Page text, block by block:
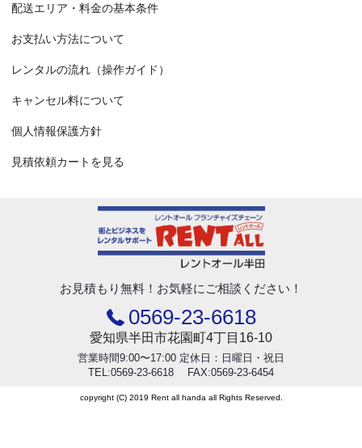
配送エリア・料金の基本条件
お支払い方法について
レンタルの流れ（操作ガイド）
キャンセル料について
個人情報保護方針
見積依頼カートを見る
お見積もり無料！ お気軽にご相談ください！
0569-23-6618
愛知県半田市花園町4丁目16-10
営業時間9:00〜17:00 定休日：日曜日・祝日
TEL:0569-23-6618 FAX:0569-23-6454
copyright (C) 2019 Rent all handa all Rights Reserved.